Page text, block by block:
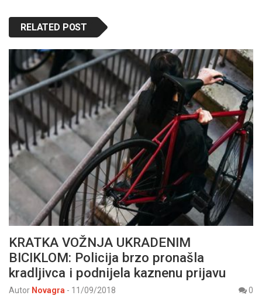
RELATED POST
KRATKA VOŽNJA UKRADENIM
BICIKLOM: Policija brzo pronašla
kradljivca i podnijela kaznenu prijavu
Autor Novagra - 11/09/2018
0